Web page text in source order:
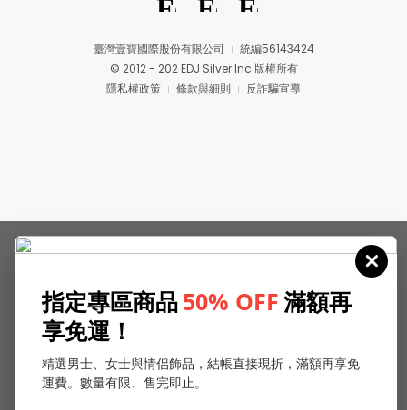
臺灣壹寶國際股份有限公司
統編56143424
© 2012 - 202 EDJ Silver Inc.版權所有
隱私權政策
條款與細則 反詐騙宣導
指定專區商品50% OFF滿額再
享免運！
精選男士、女士與情侶飾品，結帳直接現折，滿額再享免
運費。數量有限、售完即止。